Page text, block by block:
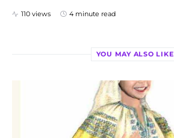
110 views 4 minute read
YOU MAY ALSO LIKE